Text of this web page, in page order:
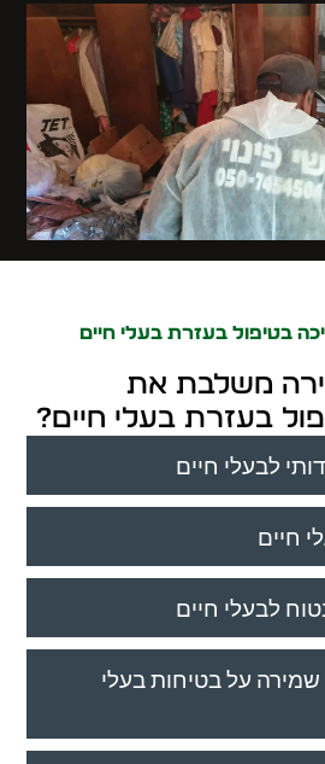
בטיפול בעזרת בעלי חיים
דירה משלבת את
בעזרת בעלי חיים?
לבעלי חיים
חיים
לבעלי חיים
שמירה על בטיחות בעלי